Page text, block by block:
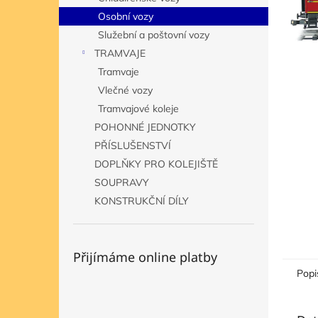
n
e
Osobní vozy
Služební a poštovní vozy
TRAMVAJE
Tramvaje
Vlečné vozy
Tramvajové koleje
POHONNÉ JEDNOTKY
PŘÍSLUŠENSTVÍ
DOPLŇKY PRO KOLEJIŠTĚ
SOUPRAVY
KONSTRUKČNÍ DÍLY
Přijímáme online platby